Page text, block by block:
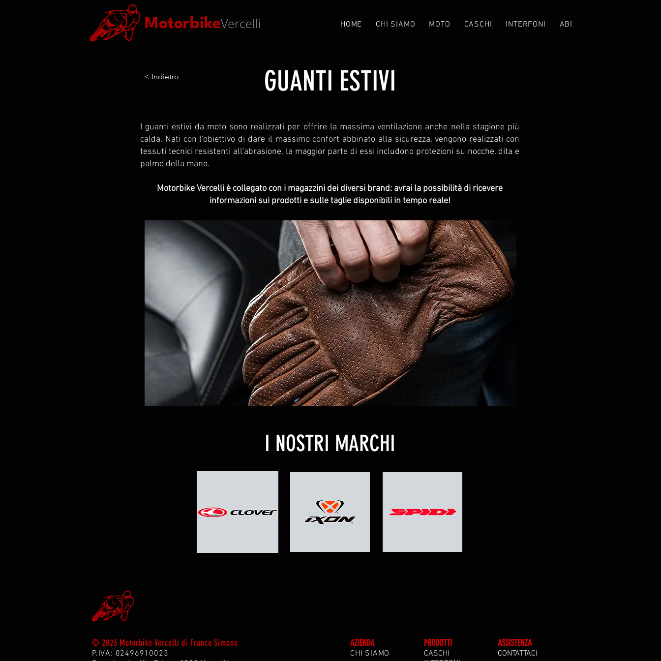
MotorbikeVercelli HOME CHI SIAMO MOTO CASCHI INTERFONI ABBIGLIAMENTO
GUANTI ESTIVI
< Indietro
I guanti estivi da moto sono realizzati per offrire la massima ventilazione anche nella stagione più
calda. Nati con l'obiettivo di dare il massimo confort abbinato alla sicurezza, vengono realizzati con
tessuti tecnici resistenti all'abrasione, la maggior parte di essi includono protezioni su nocche, dita e
palmo della mano.
Motorbike Vercelli è collegato con i magazzini dei diversi brand: avrai la possibilità di ricevere
informazioni sui prodotti e sulle taglie disponibili in tempo reale!
I NOSTRI MARCHI
© 2023 Motorbike Vercelli di Franco Simone
P.IVA: 02496910023
AZIENDA
CHI SIAMO
PRODOTTI
CASCHI
ASSISTENZA
CONTATTACI